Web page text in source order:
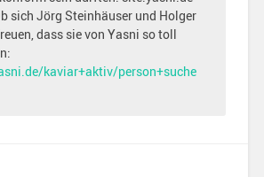
sich Jörg Steinhäuser und Holger
dass sie von Yasni so toll
kaviar+aktiv/person+suche